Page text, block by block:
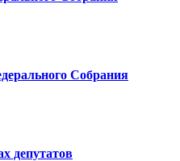
Собрания
депутатов